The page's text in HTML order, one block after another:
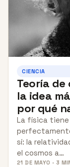
CIENCIA
Teoría de
la idea
por qué
La física
sí: la
el cosmos a…
21 DE MAYO · 3